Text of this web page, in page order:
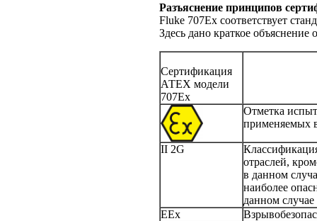
Разъяснение принципов
Fluke 707Ex соответствует
Здесь дано краткое
Сертификация
АТЕХ модели
707Ех
Отметка
применяемых
II 2G
отраслей,
в данном
наиболее
данном
EEx